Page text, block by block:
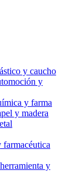
y caucho
y
y farma
y madera
y